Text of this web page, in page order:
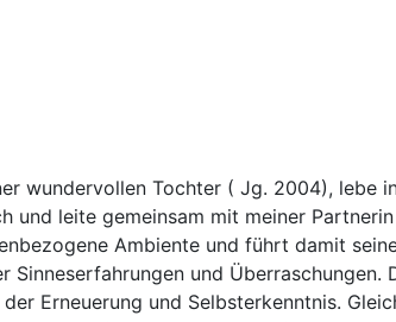
wundervollen Tochter ( Jg. 2004), lebe
und leite gemeinsam mit meiner
Ambiente und führt damit
Sinneserfahrungen und
Erneuerung und Selbsterkenntnis.